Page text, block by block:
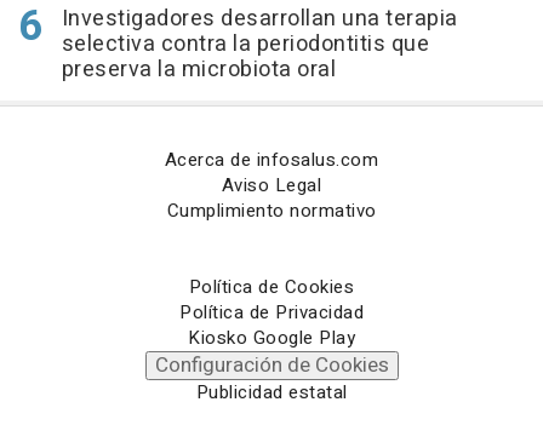
Investigadores desarrollan una terapia
selectiva contra la periodontitis que
preserva la microbiota oral
Acerca de infosalus.com
Aviso Legal
Cumplimiento normativo
Política de Cookies
Política de Privacidad
Kiosko Google Play
Configuración de Cookies
Publicidad estatal